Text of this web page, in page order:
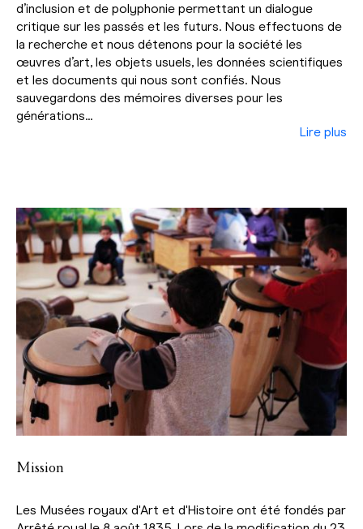
d’inclusion et de polyphonie permettant un dialogue
critique sur les passés et les futurs. Nous effectuons de
la recherche et nous détenons pour la société les
œuvres d’art, les objets usuels, les données scientifiques
et les documents qui nous sont confiés. Nous
sauvegardons des mémoires diverses pour les
générations...
Lire plus
Mission
Les Musées royaux d'Art et d'Histoire ont été fondés par